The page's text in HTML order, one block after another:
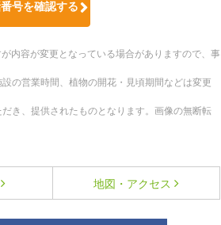
号を確認する
内容が変更となっている場合がありますので、事
の営業時間、植物の開花・見頃期間などは変更
き、提供されたものとなります。画像の無断転
地図・アクセス